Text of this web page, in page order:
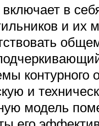
в
и их
контурного
и
модель